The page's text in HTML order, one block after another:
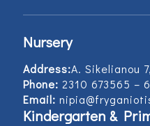
Nursery
Address:Α. Sikelianou
Phone: 2310 673565 –
Email:
Kindergarten &